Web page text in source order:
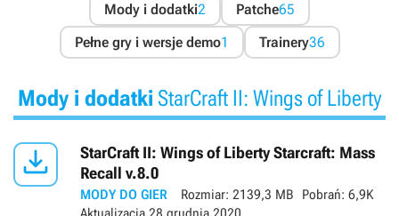
Mody i dodatki2 Patche65
Pełne gry i wersje demo1 Trainery36
Mody i dodatki StarCraft II: Wings of Liberty

StarCraft II: Wings of Liberty Starcraft: Mass
Recall v.8.0
MODY DO GIER Rozmiar: 2139,3 MB Pobrań: 6,9K